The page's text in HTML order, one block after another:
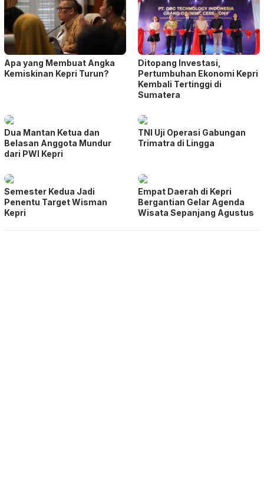
Apa yang Membuat Angka
Kemiskinan Kepri Turun?
Ditopang Investasi,
Pertumbuhan Ekonomi Kepri
Kembali Tertinggi di
Sumatera
Dua Mantan Ketua dan
Belasan Anggota Mundur
dari PWI Kepri
TNI Uji Operasi Gabungan
Trimatra di Lingga
Semester Kedua Jadi
Penentu Target Wisman
Kepri
Empat Daerah di Kepri
Bergantian Gelar Agenda
Wisata Sepanjang Agustus